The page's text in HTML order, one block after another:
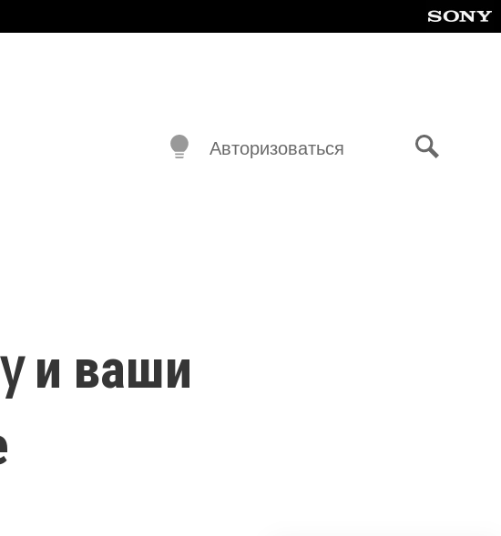
Авторизоваться
и ваши